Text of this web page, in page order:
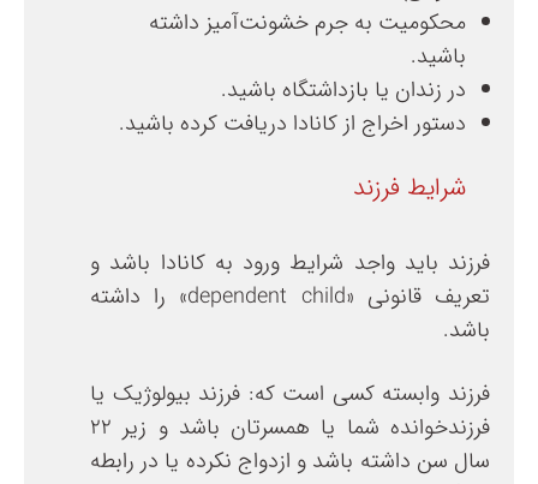
محکومیت به جرم خشونت‌آمیز داشته
باشید.
در زندان یا بازداشتگاه باشید.
دستور اخراج از کانادا دریافت کرده باشید.
شرایط فرزند
فرزند باید واجد شرایط ورود به کانادا باشد و
تعریف قانونی «dependent child» را داشته
باشد.
فرزند وابسته کسی است که: فرزند بیولوژیک یا
فرزندخوانده شما یا همسرتان باشد و زیر ۲۲
سال سن داشته باشد و ازدواج نکرده یا در رابطه